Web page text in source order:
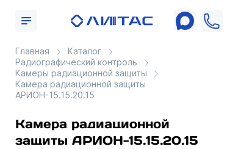
Главная
Каталог
Радиографический контроль
Камеры радиационной защиты
Камера радиационной защиты
АРИОН-15.15.20.15
Камера радиационной
защиты АРИОН-15.15.20.15